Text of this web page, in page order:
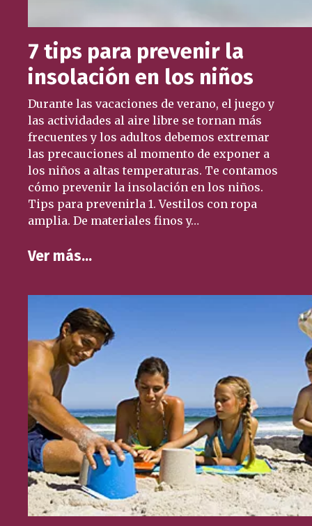
7 tips para prevenir la
insolación en los niños
Durante las vacaciones de verano, el juego y
las actividades al aire libre se tornan más
frecuentes y los adultos debemos extremar
las precauciones al momento de exponer a
los niños a altas temperaturas. Te contamos
cómo prevenir la insolación en los niños.
Tips para prevenirla 1. Vestilos con ropa
amplia. De materiales finos y…
Ver más…